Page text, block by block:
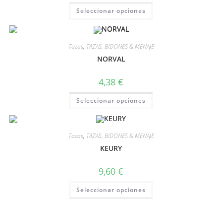
Seleccionar opciones
Tazas, TAZAS, BIDONES & MENAJE
NORVAL
4,38 €
Seleccionar opciones
Tazas, TAZAS, BIDONES & MENAJE
KEURY
9,60 €
Seleccionar opciones